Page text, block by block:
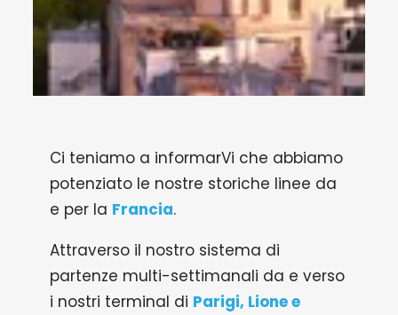
Ci teniamo a informarVi che abbiamo
potenziato le nostre storiche linee da
e per la Francia.
Attraverso il nostro sistema di
partenze multi-settimanali da e verso
i nostri terminal di Parigi, Lione e